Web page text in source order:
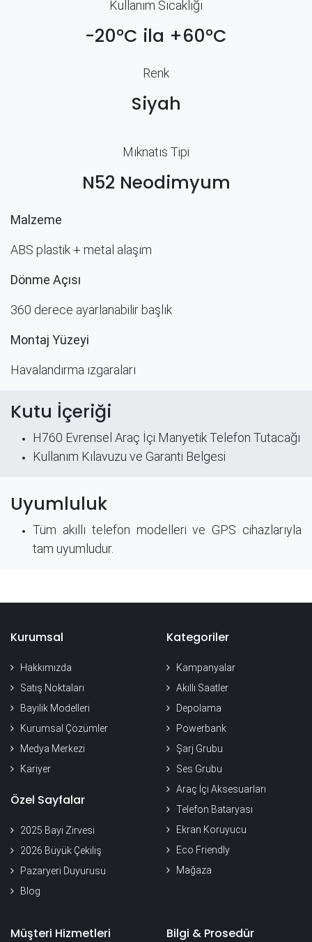
Kullanım Sıcaklığı
-20°C ila +60°C
Renk​
Siyah
Mıknatıs Tipi
N52 Neodimyum
Malzeme
ABS plastik + metal alaşım
Dönme Açısı
360 derece ayarlanabilir başlık
Montaj Yüzeyi
Havalandırma ızgaraları
Kutu İçeriği
H760 Evrensel Araç İçi Manyetik Telefon Tutacağı
Kullanım Kılavuzu​ ve Garanti Belgesi​
Uyumluluk
Tüm akıllı telefon modelleri ve GPS cihazlarıyla
tam uyumludur.
Kurumsal
Hakkımızda
Satış Noktaları
Bayilik Modelleri
Kurumsal Çözümler
Medya Merkezi
Kariyer
Özel Sayfalar
2025 Bayi Zirvesi
2026 Büyük Çekiliş
Pazaryeri Duyurusu
Blog
Kategoriler
Kampanyalar
Akıllı Saatler
Depolama
Powerbank
Şarj Grubu
Ses Grubu
Araç İçi Aksesuarları
Telefon Bataryası
Ekran Koruyucu
Eco Friendly
Mağaza
Müşteri Hizmetleri Bilgi & Prosedür